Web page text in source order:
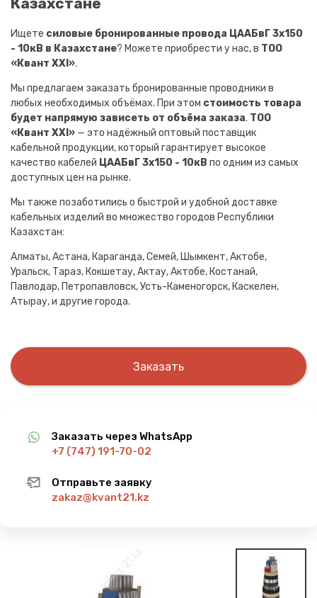
Ищете силовые бронированные провода ЦААБвГ 3х150
- 10кВ в Казахстане? Можете приобрести у нас, в ТОО
«Квант XXI».
Мы предлагаем заказать бронированные проводники в
любых необходимых объёмах. При этом стоимость товара
будет напрямую зависеть от объёма заказа. ТОО
«Квант XXI» — это надёжный оптовый поставщик
кабельной продукции, который гарантирует высокое
качество кабелей ЦААБвГ 3х150 - 10кВ по одним из самых
доступных цен на рынке.
Мы также позаботились о быстрой и удобной доставке
кабельных изделий во множество городов Республики
Казахстан:
Алматы, Астана, Караганда, Семей, Шымкент, Актобе,
Уральск, Тараз, Кокшетау, Актау, Актобе, Костанай,
Павлодар, Петропавловск, Усть-Каменогорск, Каскелен,
Атырау, и другие города.
Заказать
Заказать через WhatsApp
+7 (747) 191-70-02
Отправьте заявку
zakaz@kvant21.kz